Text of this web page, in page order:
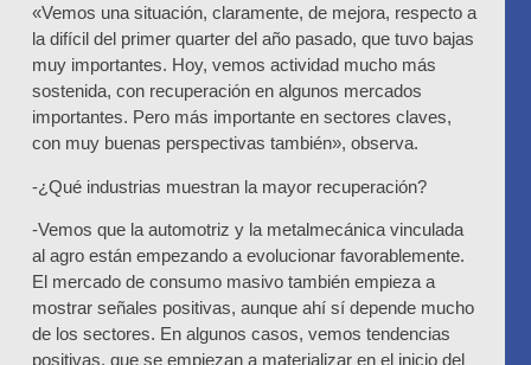
«Vemos una situación, claramente, de mejora, respecto a
la difícil del primer quarter del año pasado, que tuvo bajas
muy importantes. Hoy, vemos actividad mucho más
sostenida, con recuperación en algunos mercados
importantes. Pero más importante en sectores claves,
con muy buenas perspectivas también», observa.
-¿Qué industrias muestran la mayor recuperación?
-Vemos que la automotriz y la metalmecánica vinculada
al agro están empezando a evolucionar favorablemente.
El mercado de consumo masivo también empieza a
mostrar señales positivas, aunque ahí sí depende mucho
de los sectores. En algunos casos, vemos tendencias
positivas, que se empiezan a materializar en el inicio del